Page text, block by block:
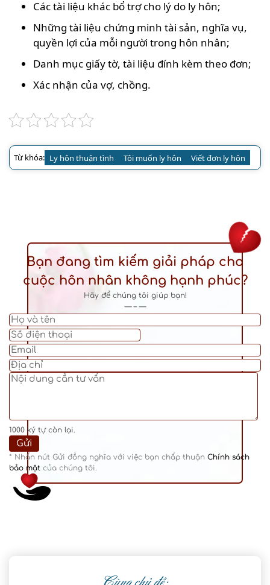
Các tài liệu khác bổ trợ cho lý do ly hôn;
Những tài liệu chứng minh tài sản, nghĩa vụ,
quyền lợi của mỗi người trong hôn nhân;
Danh mục giấy tờ, tài liệu đính kèm theo đơn;
Xác nhận của vợ, chồng.
Từ khóa: Ly hôn thuận tình Tôi muốn ly hôn Viết đơn ly hôn
Bạn đang tìm kiếm giải pháp cho
cuộc hôn nhân không hạnh phúc?
Hãy để chúng tôi giúp bạn!
— – —
1000 ký tự còn lại.
* Nhấn nút Gửi đồng nghĩa với việc bạn chấp thuận Chính sách
bảo mật của chúng tôi.